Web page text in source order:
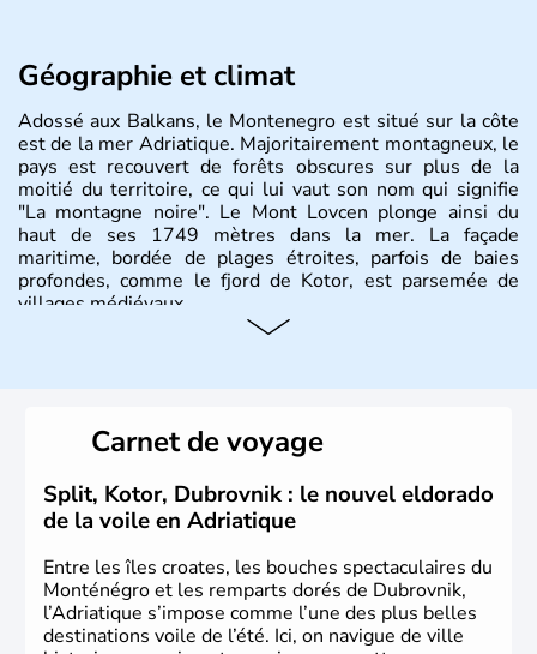
Géographie et climat
Adossé aux Balkans, le Montenegro est situé sur la côte
est de la mer Adriatique. Majoritairement montagneux, le
pays est recouvert de forêts obscures sur plus de la
moitié du territoire, ce qui lui vaut son nom qui signifie
"La montagne noire". Le Mont Lovcen plonge ainsi du
haut de ses 1749 mètres dans la mer. La façade
maritime, bordée de plages étroites, parfois de baies
profondes, comme le fjord de Kotor, est parsemée de
villages médiévaux.
Carnet de voyage
Split, Kotor, Dubrovnik : le nouvel eldorado
de la voile en Adriatique
Entre les îles croates, les bouches spectaculaires du
Monténégro et les remparts dorés de Dubrovnik,
l’Adriatique s’impose comme l’une des plus belles
destinations voile de l’été. Ici, on navigue de ville